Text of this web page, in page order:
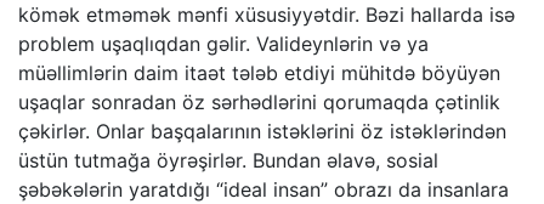
kömək etməmək mənfi xüsusiyyətdir. Bəzi hallarda isə
problem uşaqlıqdan gəlir. Valideynlərin və ya
müəllimlərin daim itaət tələb etdiyi mühitdə böyüyən
uşaqlar sonradan öz sərhədlərini qorumaqda çətinlik
çəkirlər. Onlar başqalarının istəklərini öz istəklərindən
üstün tutmağa öyrəşirlər. Bundan əlavə, sosial
şəbəkələrin yaratdığı “ideal insan” obrazı da insanlara